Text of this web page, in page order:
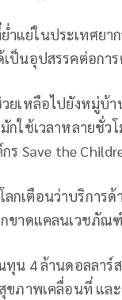
ำแย่ในประเทศยา
เป็นอุปสรรคต่อกา
วยเหลือไปยังหมู่
กใช้เวลาหลายชั่
ร Save the
กเตือนว่าบริการ
กขาดแคลนเวชภัณ
ทุน 4 ล้านดอลลา
ขภาพเคลื่อนที่ แล